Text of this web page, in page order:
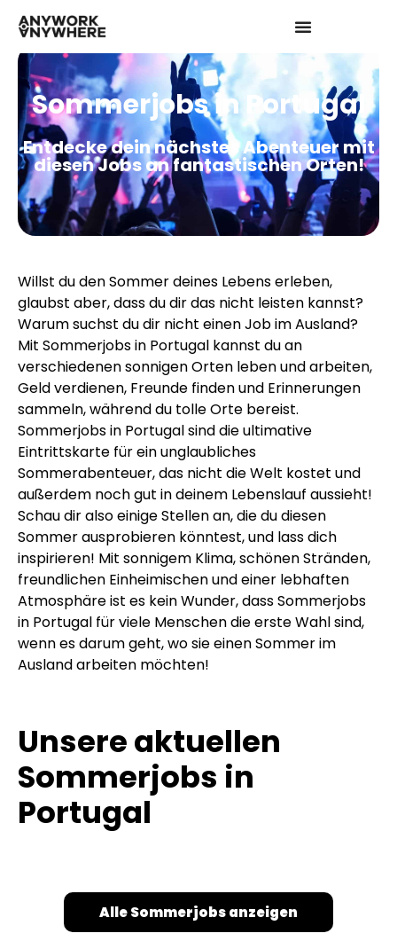
Sommerjobs in Portugal
Entdecke dein nächstes Abenteuer mit
diesen Jobs an fantastischen Orten!
Willst du den Sommer deines Lebens erleben,
glaubst aber, dass du dir das nicht leisten kannst?
Warum suchst du dir nicht einen Job im Ausland?
Mit Sommerjobs in Portugal kannst du an
verschiedenen sonnigen Orten leben und arbeiten,
Geld verdienen, Freunde finden und Erinnerungen
sammeln, während du tolle Orte bereist.
Sommerjobs in Portugal sind die ultimative
Eintrittskarte für ein unglaubliches
Sommerabenteuer, das nicht die Welt kostet und
außerdem noch gut in deinem Lebenslauf aussieht!
Schau dir also einige Stellen an, die du diesen
Sommer ausprobieren könntest, und lass dich
inspirieren! Mit sonnigem Klima, schönen Stränden,
freundlichen Einheimischen und einer lebhaften
Atmosphäre ist es kein Wunder, dass Sommerjobs
in Portugal für viele Menschen die erste Wahl sind,
wenn es darum geht, wo sie einen Sommer im
Ausland arbeiten möchten!
Unsere aktuellen
Sommerjobs in
Portugal
Alle Sommerjobs anzeigen